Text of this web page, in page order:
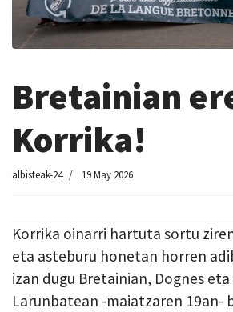
Bretainian
Korrika!
albisteak-24 19 May 2026
Korrika oinarri hartuta sortu
eta asteburu honetan horren
izan dugu Bretainian, Dognes
Larunbatean -maiatzaren 19an-